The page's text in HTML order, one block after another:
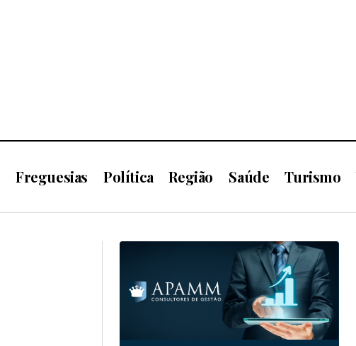
Freguesias Política Região Saúde Turismo